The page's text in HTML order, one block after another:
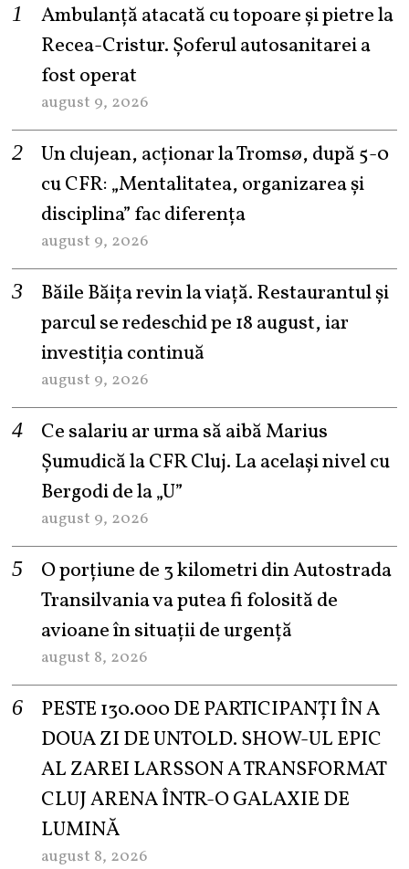
Ambulanță atacată cu topoare și pietre la
Recea-Cristur. Șoferul autosanitarei a
fost operat
august 9, 2026
Un clujean, acționar la Tromsø, după 5-0
cu CFR: „Mentalitatea, organizarea și
disciplina” fac diferența
august 9, 2026
Băile Băița revin la viață. Restaurantul și
parcul se redeschid pe 18 august, iar
investiția continuă
august 9, 2026
Ce salariu ar urma să aibă Marius
Șumudică la CFR Cluj. La același nivel cu
Bergodi de la „U”
august 9, 2026
O porțiune de 3 kilometri din Autostrada
Transilvania va putea fi folosită de
avioane în situații de urgență
august 8, 2026
PESTE 130.000 DE PARTICIPANȚI ÎN A
DOUA ZI DE UNTOLD. SHOW-UL EPIC
AL ZAREI LARSSON A TRANSFORMAT
CLUJ ARENA ÎNTR-O GALAXIE DE
LUMINĂ
august 8, 2026